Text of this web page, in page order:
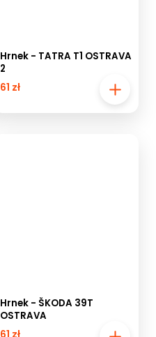
Hrnek - TATRA T1 OSTRAVA
2
61 zł
Hrnek - ŠKODA 39T
OSTRAVA
61 zł